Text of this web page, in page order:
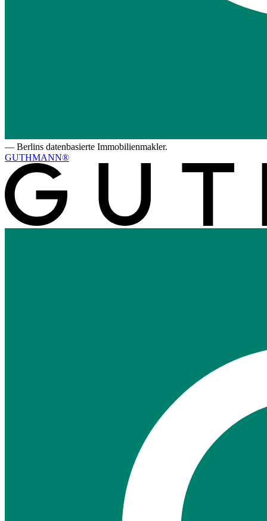
— Berlins datenbasierte Immobilienmakler.
GUTHMANN®